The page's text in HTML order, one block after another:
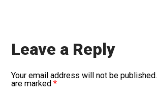
Leave a Reply
Your email address will not be published.
are marked*